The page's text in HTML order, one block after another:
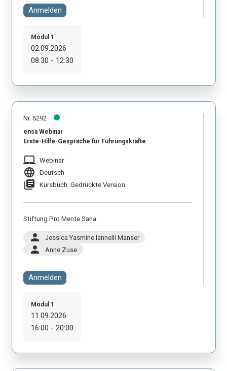
Anmelden
Modul 1
02.09.2026
08:30 - 12:30
Nr. 5292
ensa Webinar
Erste-Hilfe-Gespräche für Führungskräfte
laptop_mac Webinar
language Deutsch
library_books Kursbuch: Gedruckte Version
Stiftung Pro Mente Sana
person Jessica Yasmine Iannelli Manser
person Anne Zuse
Anmelden
Modul 1
11.09.2026
16:00 - 20:00